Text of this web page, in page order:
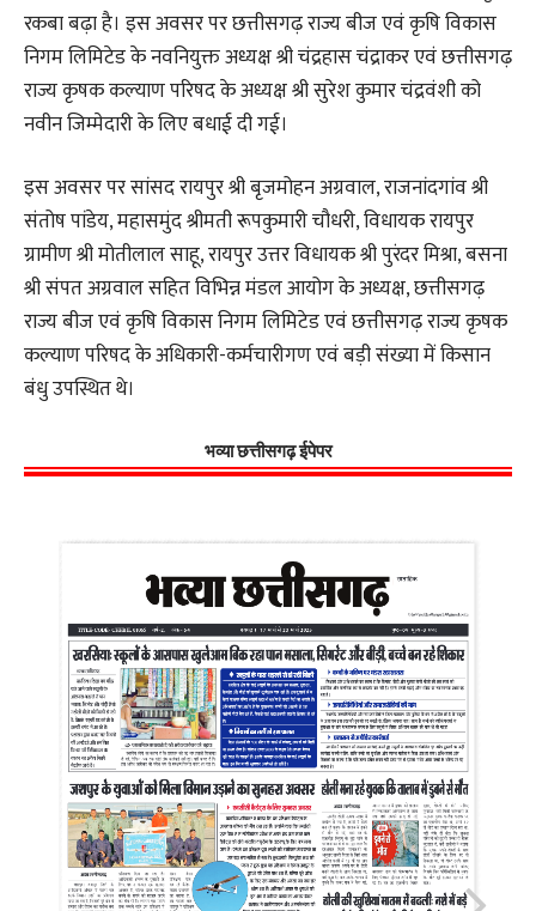
रकबा बढ़ा है। इस अवसर पर छत्तीसगढ़ राज्य बीज एवं कृषि विकास
निगम लिमिटेड के नवनियुक्त अध्यक्ष श्री चंद्रहास चंद्राकर एवं छत्तीसगढ़
राज्य कृषक कल्याण परिषद के अध्यक्ष श्री सुरेश कुमार चंद्रवंशी को
नवीन जिम्मेदारी के लिए बधाई दी गई।
इस अवसर पर सांसद रायपुर श्री बृजमोहन अग्रवाल, राजनांदगांव श्री
संतोष पांडेय, महासमुंद श्रीमती रूपकुमारी चौधरी, विधायक रायपुर
ग्रामीण श्री मोतीलाल साहू, रायपुर उत्तर विधायक श्री पुरंदर मिश्रा, बसना
श्री संपत अग्रवाल सहित विभिन्न मंडल आयोग के अध्यक्ष, छत्तीसगढ़
राज्य बीज एवं कृषि विकास निगम लिमिटेड एवं छत्तीसगढ़ राज्य कृषक
कल्याण परिषद के अधिकारी-कर्मचारीगण एवं बड़ी संख्या में किसान
बंधु उपस्थित थे।
भव्या छत्तीसगढ़ ईपेपर